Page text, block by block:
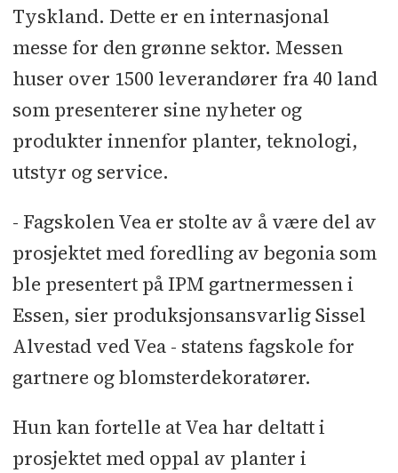
Tyskland. Dette er en internasjonal
messe for den grønne sektor. Messen
huser over 1500 leverandører fra 40 land
som presenterer sine nyheter og
produkter innenfor planter, teknologi,
utstyr og service.
- Fagskolen Vea er stolte av å være del av
prosjektet med foredling av begonia som
ble presentert på IPM gartnermessen i
Essen, sier produksjonsansvarlig Sissel
Alvestad ved Vea - statens fagskole for
gartnere og blomsterdekoratører.
Hun kan fortelle at Vea har deltatt i
prosjektet med oppal av planter i